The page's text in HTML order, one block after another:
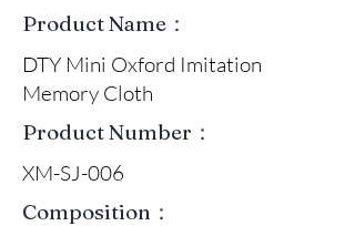
Product Name：
DTY Mini Oxford Imitation
Memory Cloth
Product Number：
XM-SJ-006
Composition：